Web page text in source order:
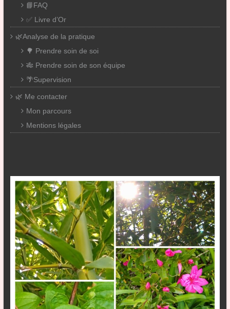
📘FAQ
✅ Livre d’Or
🌿Analyse de la pratique
🌳 Prendre soin de soi
🎋 Prendre soin de son équipe
🌴Supervision
🌿 Me contacter
Mon parcours
Mentions légales